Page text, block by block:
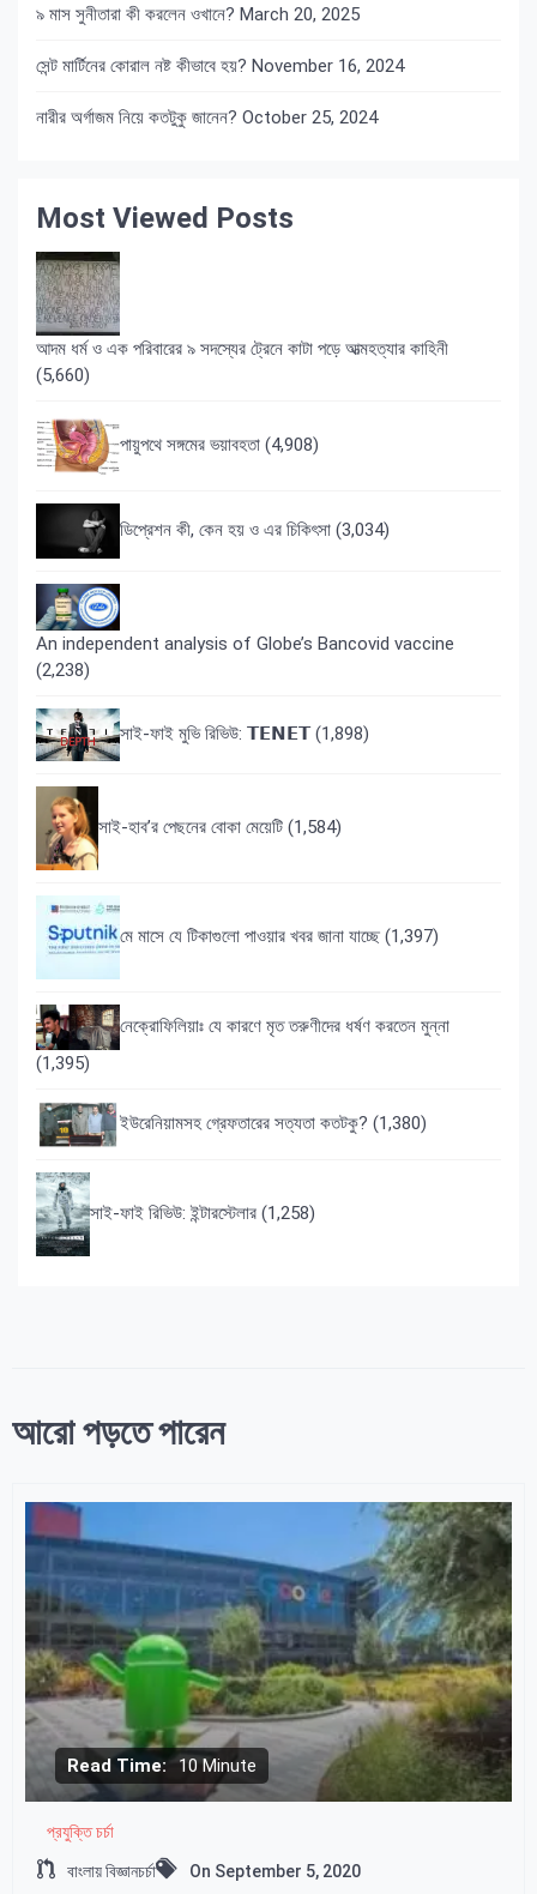
৯ মাস সুনীতারা কী করলেন ওখানে? March 20, 2025
সেন্ট মার্টিনের কোরাল নষ্ট কীভাবে হয়? November 16, 2024
নারীর অর্গাজম নিয়ে কতটুকু জানেন? October 25, 2024
Most Viewed Posts
আদম ধর্ম ও এক পরিবারের ৯ সদস্যের ট্রেনে কাটা পড়ে আত্মহত্যার কাহিনী
(5,660)
পায়ুপথে সঙ্গমের ভয়াবহতা (4,908)
ডিপ্রেশন কী, কেন হয় ও এর চিকিৎসা (3,034)
An independent analysis of Globe’s Bancovid vaccine
(2,238)
সাই-ফাই মুভি রিভিউ: 𝗧𝗘𝗡𝗘𝗧 (1,898)
সাই-হাব’র পেছনের বোকা মেয়েটি (1,584)
মে মাসে যে টিকাগুলো পাওয়ার খবর জানা যাচ্ছে (1,397)
নেক্রোফিলিয়াঃ যে কারণে মৃত তরুণীদের ধর্ষণ করতেন মুন্না
(1,395)
ইউরেনিয়ামসহ গ্রেফতারের সত্যতা কতটকু? (1,380)
সাই-ফাই রিভিউ: ইন্টারস্টেলার (1,258)
আরো পড়তে পারেন
Read Time: 10 Minute
প্রযুক্তি চর্চা
বাংলায় বিজ্ঞানচর্চা On September 5, 2020